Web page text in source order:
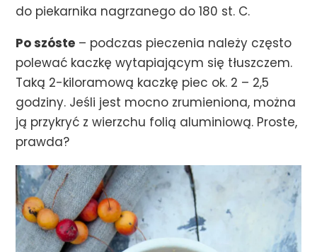
do piekarnika nagrzanego do 180 st. C.
Po szóste – podczas pieczenia należy często
polewać kaczkę wytapiającym się tłuszczem.
Taką 2-kiloramową kaczkę piec ok. 2 – 2,5
godziny. Jeśli jest mocno zrumieniona, można
ją przykryć z wierzchu folią aluminiową. Proste,
prawda?